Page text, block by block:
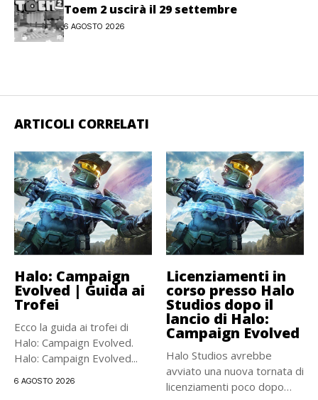
Toem 2 uscirà il 29 settembre
6 AGOSTO 2026
ARTICOLI CORRELATI
Halo: Campaign
Evolved | Guida ai
Trofei
Ecco la guida ai trofei di
Halo: Campaign Evolved.
Halo: Campaign Evolved...
6 AGOSTO 2026
Licenziamenti in
corso presso Halo
Studios dopo il
lancio di Halo:
Campaign Evolved
Halo Studios avrebbe
avviato una nuova tornata di
licenziamenti poco dopo